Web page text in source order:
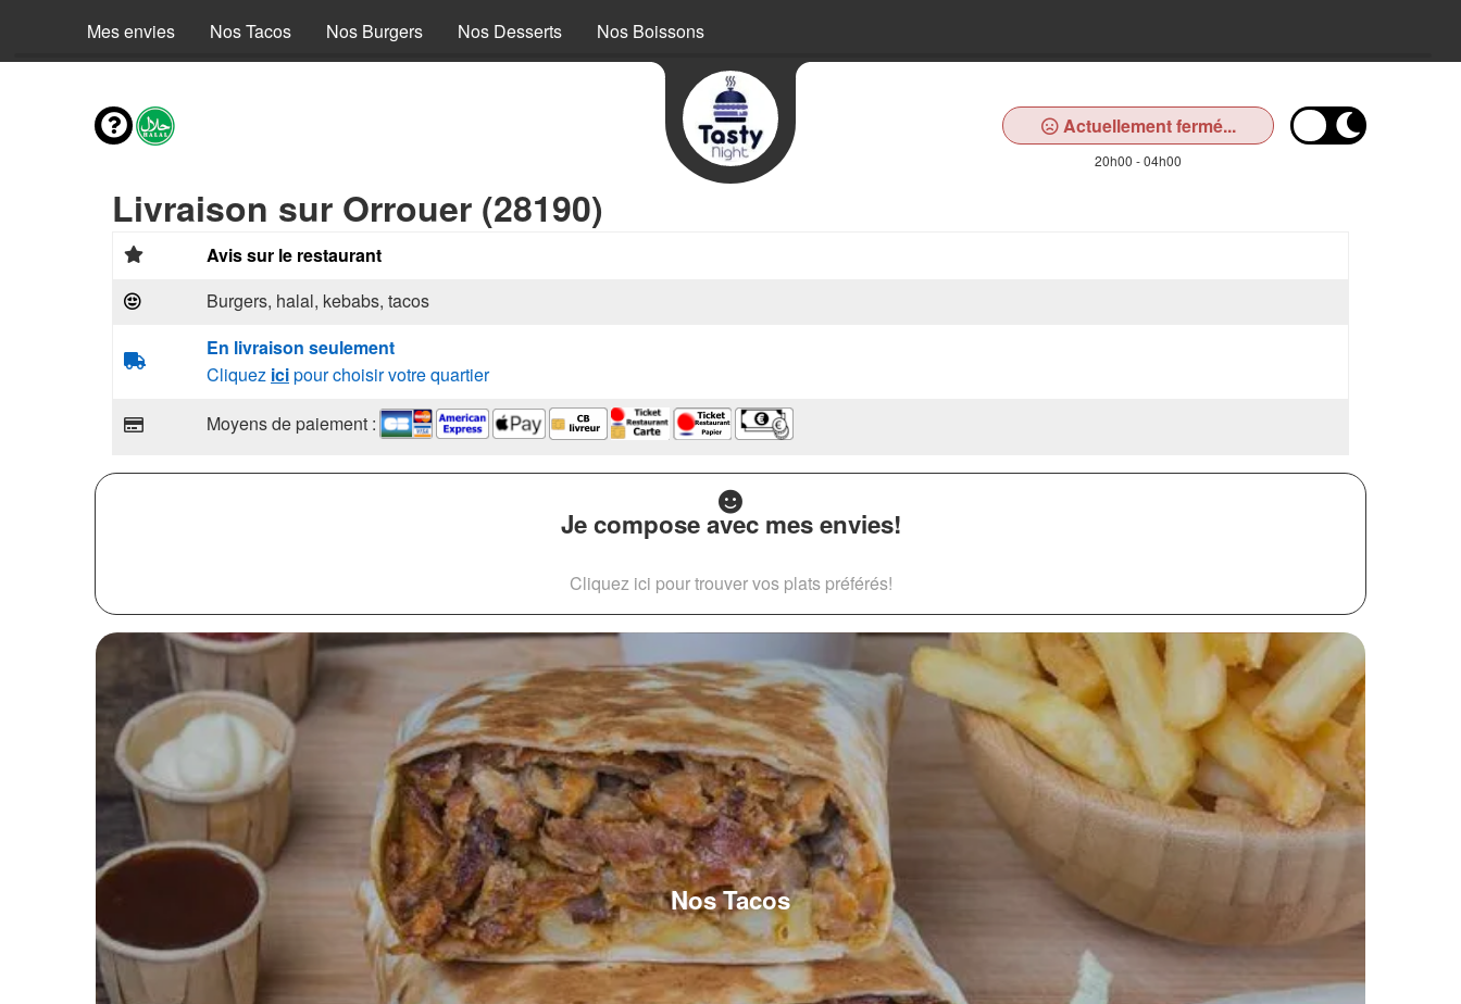
Mes envies Nos Tacos Nos Burgers Nos Desserts Nos Boissons
Actuellement fermé...
20h00 - 04h00
Livraison sur Orrouer (28190)
Avis sur le restaurant
Burgers, halal, kebabs, tacos
En livraison seulement
Cliquez icipour choisir votre quartier
Moyens de paiement :
Je compose avec mes envies!
Cliquez ici pour trouver vos plats préférés!
Nos Tacos